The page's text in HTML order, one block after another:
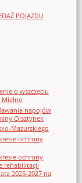
POJAZDU
o wszczęciu
Mielno
napojów
Olsztynek
Mazurskiego
ochrony
ochrony
rehabilitacji
2025-2027 na